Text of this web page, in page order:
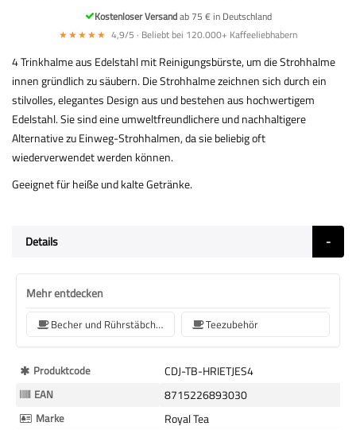
Kostenloser Versandab 75 € in Deutschland
★★★★★ 4,9/5 · Beliebt bei 120.000+ Kaffeeliebhabern
4 Trinkhalme aus Edelstahl mit Reinigungsbürste, um die Strohhalme
innen gründlich zu säubern. Die Strohhalme zeichnen sich durch ein
stilvolles, elegantes Design aus und bestehen aus hochwertigem
Edelstahl. Sie sind eine umweltfreundlichere und nachhaltigere
Alternative zu Einweg-Strohhalmen, da sie beliebig oft
wiederverwendet werden können.
Geeignet für heiße und kalte Getränke.
Details
Mehr entdecken
Becher und Rührstäbchen Teezubehör
Mehr
Informationen
Produktcode CDJ-TB-HRIETJES4
EAN 8715226893030
Marke Royal Tea